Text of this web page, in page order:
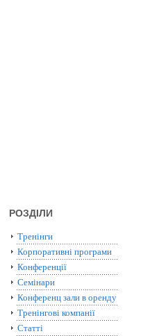
РОЗДІЛИ
Тренінги
Корпоративні програми
Конференції
Семінари
Конференц зали в оренду
Тренінгові компанії
Статті